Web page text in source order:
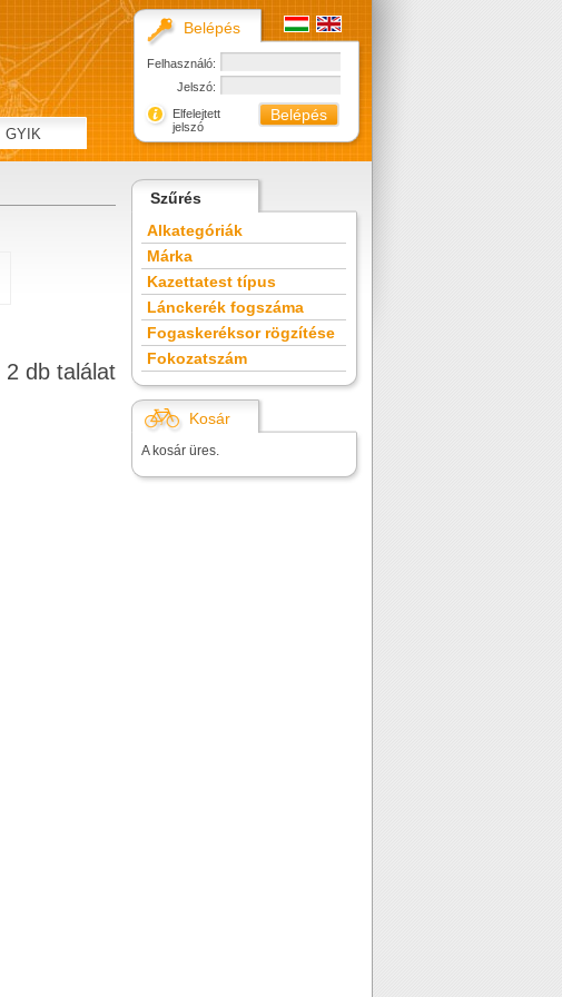
2 db találat
Szűrés
Alkategóriák
Márka
Kazettatest típus
Lánckerék fogszáma
Fogaskeréksor rögzítése
Fokozatszám
Kosár
A kosár üres.
Belépés
Felhasználó:
Jelszó:
Elfelejtett
jelszó
GYIK